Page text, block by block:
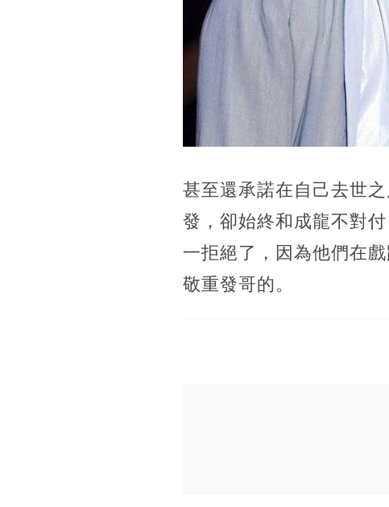
甚至還承諾在自己去世
發，卻始終和成龍不對
一拒絕了，因為他們在
敬重發哥的。